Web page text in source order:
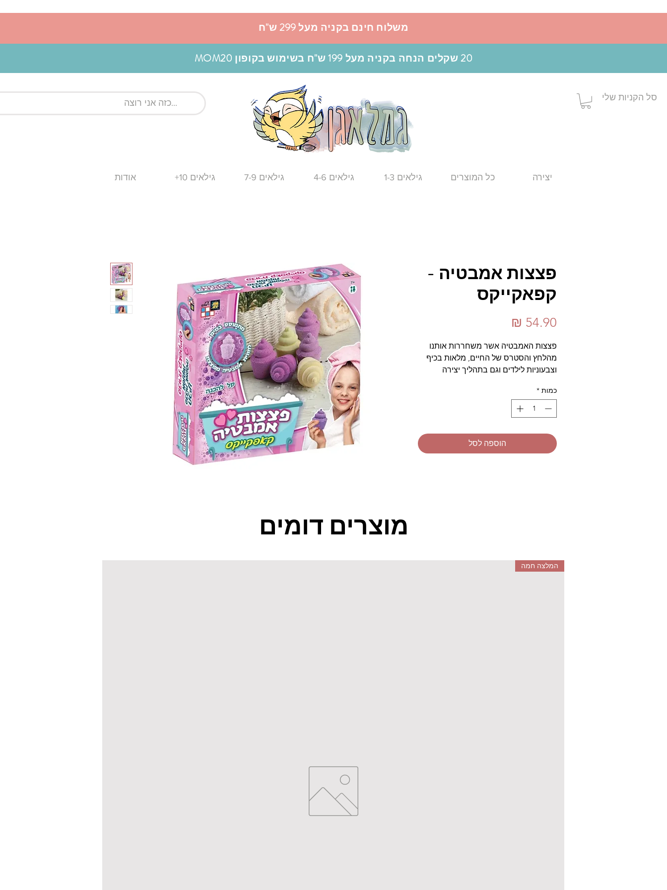
משלוח חינם בקניה מעל 299 ש"ח
20 שקלים הנחה בקניה מעל 199 ש"ח בשימוש בקופון MOM20
סל הקניות שלי
יצירה כל המוצרים גילאים 1-3 גילאים 4-6 גילאים 7-9 גילאים 10+ אודות
פצצות אמבטיה -
קפאקייקס
פצצות האמבטיה אשר משחררות אותנו
מהלחץ והסטרס של החיים, מלאות בכיף
וצבעוניות לילדים וגם בתהליך יצירה
הערכה כוללת -
200 גרם אבקת פצצות אמבטיה.
2 גרם אבקת מיקה.
לעיין היטב בהוראות לפני השימוש.
כמות *
הוספה לסל
מוצרים דומים
המלצה חמה